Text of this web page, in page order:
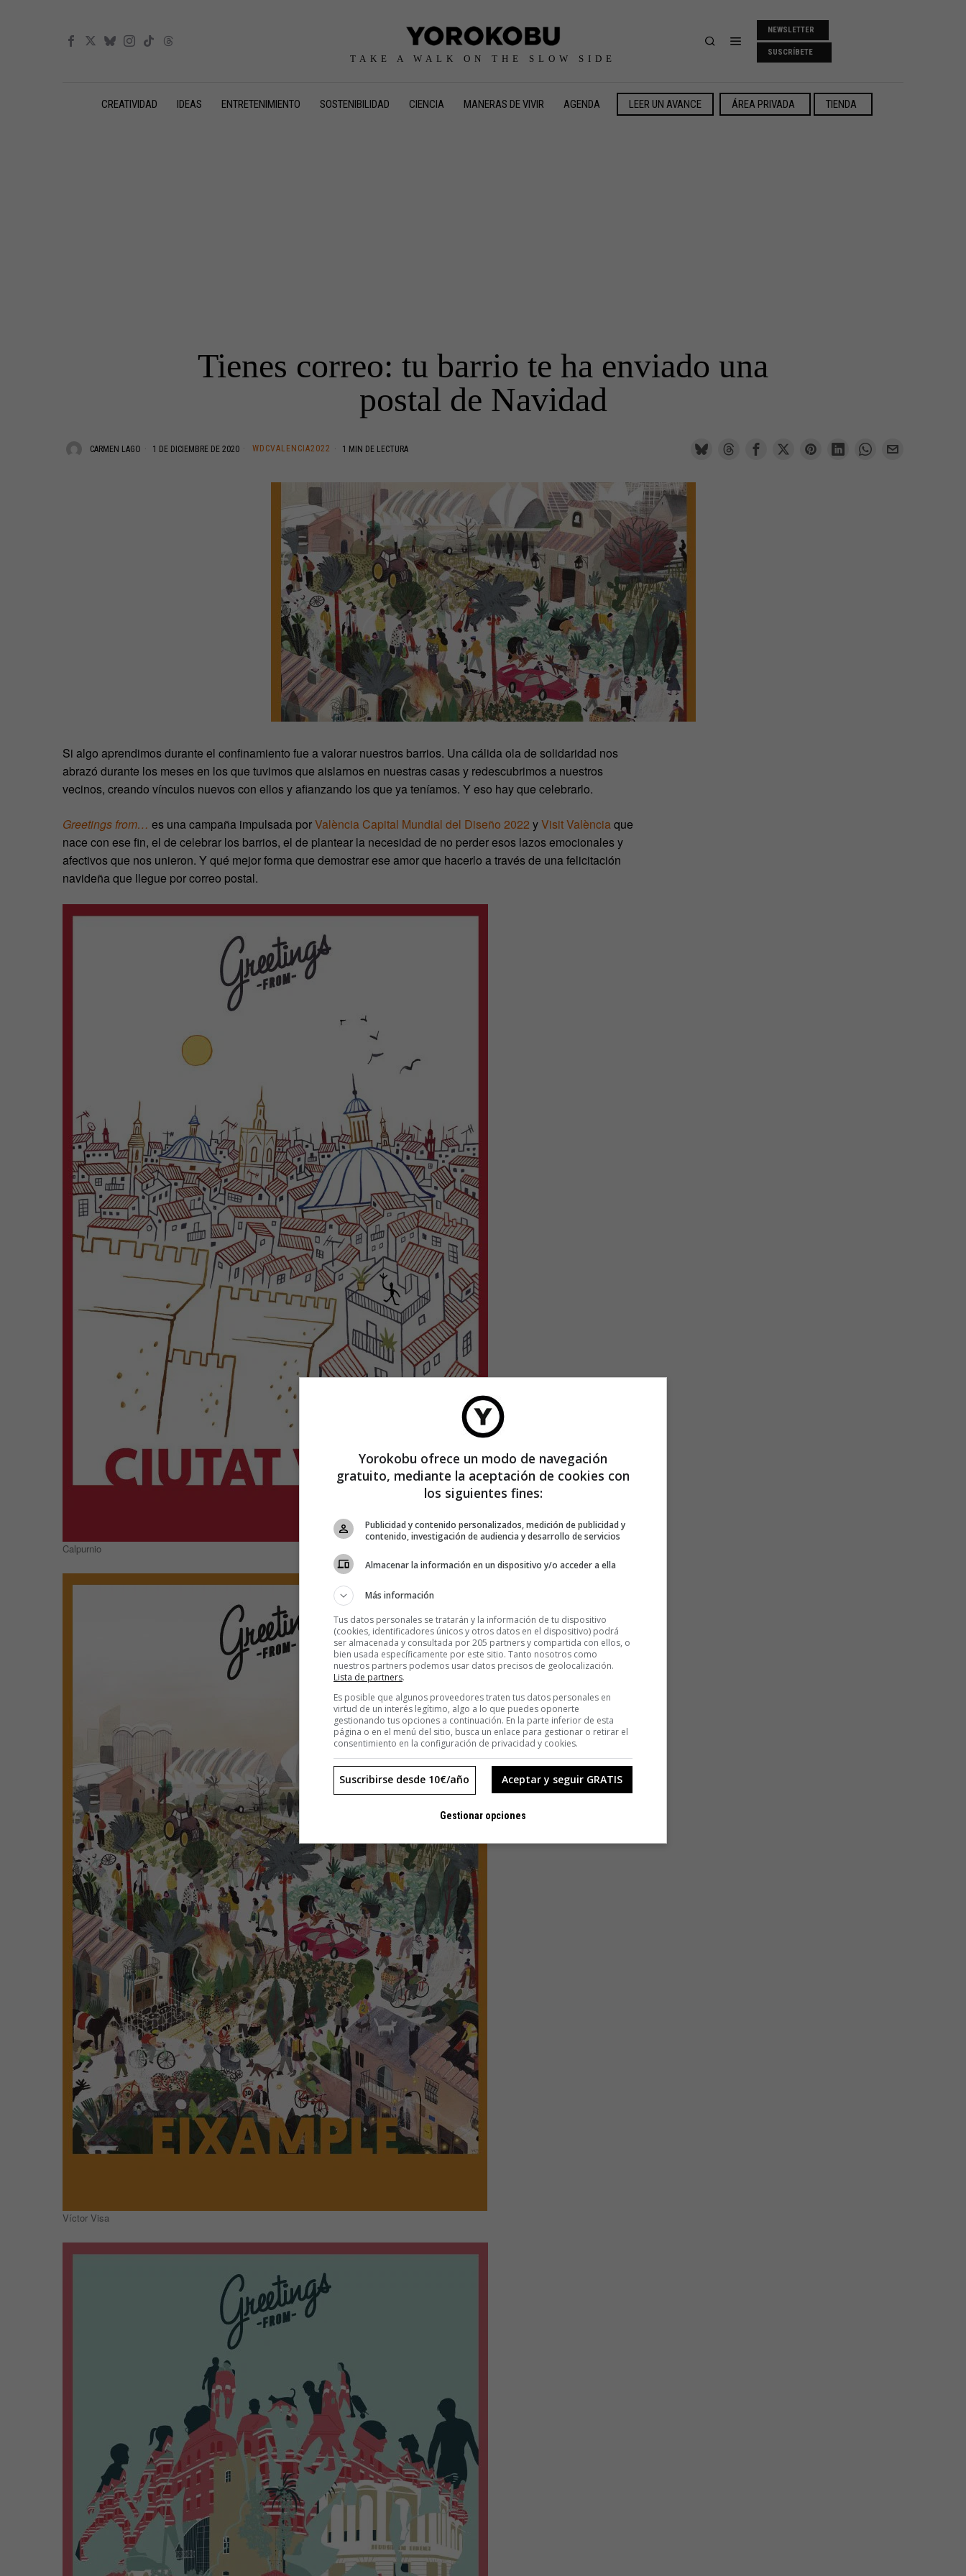
TAKE A WALK ON THE SLOW SIDE
NEWSLETTER
SUSCRÍBETE
CREATIVIDAD IDEAS ENTRETENIMIENTO SOSTENIBILIDAD CIENCIA MANERAS DE VIVIR AGENDA LEER UN AVANCE ÁREA PRIVADA TIENDA
Tienes correo: tu barrio te ha enviado una
postal de Navidad
CARMEN LAGO 1 DE DICIEMBRE DE 2020 WDCVALENCIA2022 1 MIN DE LECTURA
Si algo aprendimos durante el confinamiento fue a valorar nuestros barrios. Una cálida ola de solidaridad nos
abrazó durante los meses en los que tuvimos que aislarnos en nuestras casas y redescubrimos a nuestros
vecinos, creando vínculos nuevos con ellos y afianzando los que ya teníamos. Y eso hay que celebrarlo.
Greetings from… es una campaña impulsada porValència Capital Mundial del Diseño 2022 yVisit València que
nace con ese fin, el de celebrar los barrios, el de plantear la necesidad de no perder esos lazos emocionales y
afectivos que nos unieron. Y qué mejor forma que demostrar ese amor que hacerlo a través de una felicitación
navideña que llegue por correo postal.
Calpurnio
Víctor Visa
Yorokobu ofrece un modo de navegación
gratuito, mediante la aceptación de cookies con
los siguientes fines:
Publicidad y contenido personalizados, medición de publicidad y
contenido, investigación de audiencia y desarrollo de servicios
Almacenar la información en un dispositivo y/o acceder a ella
Más información
Tus datos personales se tratarán y la información de tu dispositivo
(cookies, identificadores únicos y otros datos en el dispositivo) podrá
ser almacenada y consultada por 205 partners y compartida con ellos, o
bien usada específicamente por este sitio. Tanto nosotros como
nuestros partners podemos usar datos precisos de geolocalización.
Lista de partners.
Es posible que algunos proveedores traten tus datos personales en
virtud de un interés legítimo, algo a lo que puedes oponerte
gestionando tus opciones a continuación. En la parte inferior de esta
página o en el menú del sitio, busca un enlace para gestionar o retirar el
consentimiento en la configuración de privacidad y cookies.
Aceptar y seguir GRATIS
Suscribirse desde 10€/año
Gestionar opciones